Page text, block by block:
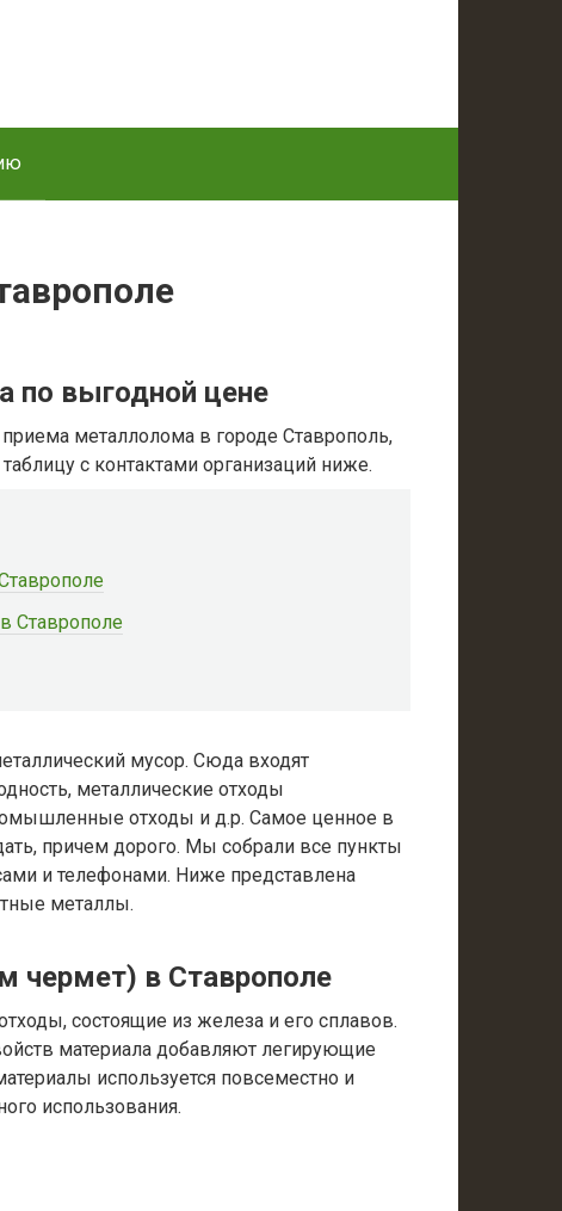
по выгодной цене
металлолома в городе Ставрополь,
с контактами организаций ниже.
Ставрополе
мусор. Сюда входят
металлические отходы
отходы и д.р. Самое ценное в
причем дорого. Мы собрали все пункты
и телефонами. Ниже представлена
металлы.
чермет) в Ставрополе
состоящие из железа и его сплавов.
материала добавляют легирующие
используется повсеместно и
использования.